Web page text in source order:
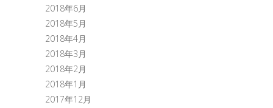
2018年6月
2018年5月
2018年4月
2018年3月
2018年2月
2018年1月
2017年12月